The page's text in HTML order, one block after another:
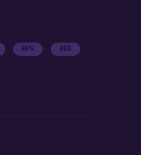
BPS BRS